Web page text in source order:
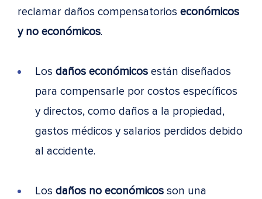
reclamar daños compensatorios económicos
y no económicos.
Los daños económicos están diseñados
para compensarle por costos específicos
y directos, como daños a la propiedad,
gastos médicos y salarios perdidos debido
al accidente.
Los daños no económicos son una